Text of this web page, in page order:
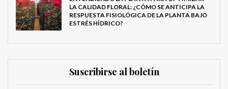
LA CALIDAD FLORAL: ¿CÓMO SE ANTICIPA LA
RESPUESTA FISIOLÓGICA DE LA PLANTA BAJO
ESTRÉS HÍDRICO?
Suscribirse al boletín